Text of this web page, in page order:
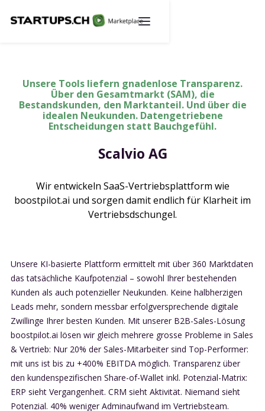
Unsere Tools liefern gnadenlose Transparenz.
Über den Gesamtmarkt (SAM), die
Bestandskunden, den Marktanteil. Und über die
idealen Neukunden. Datengetriebene
Entscheidungen statt Bauchgefühl.
Scalvio AG
Wir entwickeln SaaS-Vertriebsplattform wie
boostpilot.ai und sorgen damit endlich für Klarheit im
Vertriebsdschungel.
Unsere KI-basierte Plattform ermittelt mit über 360 Marktdaten
das tatsächliche Kaufpotenzial – sowohl Ihrer bestehenden
Kunden als auch potenzieller Neukunden. Keine halbherzigen
Leads mehr, sondern messbar erfolgversprechende digitale
Zwillinge Ihrer besten Kunden. Mit unserer B2B-Sales-Lösung
boostpilot.ai lösen wir gleich mehrere grosse Probleme in Sales
& Vertrieb: Nur 20% der Sales-Mitarbeiter sind Top-Performer:
mit uns ist bis zu +400% EBITDA möglich. Transparenz über
den kundenspezifischen Share-of-Wallet inkl. Potenzial-Matrix:
ERP sieht Vergangenheit. CRM sieht Aktivität. Niemand sieht
Potenzial. 40% weniger Adminaufwand im Vertriebsteam.